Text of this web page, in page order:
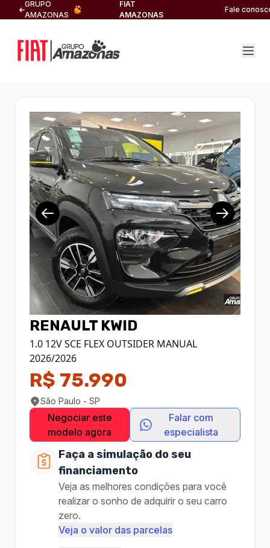
GRUPO
AMAZONAS
FIAT
AMAZONAS
Fale
1/10
RENAULT KWID
1.0 12V SCE FLEX OUTSIDER MANUAL
2026/2026
R$ 75.990
São Paulo - SP
Negociar este
modelo agora
Falar com
especialista
Faça a simulação do seu
financiamento
Veja as melhores condições para você
realizar o sonho de adquirir o seu carro
zero.
Veja o valor das parcelas